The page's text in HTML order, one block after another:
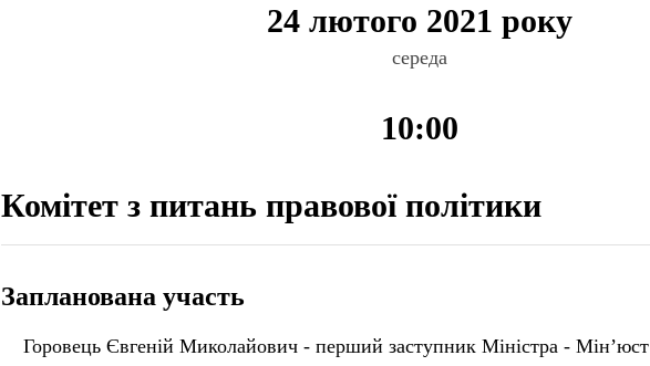
24 лютого 2021 року
середа
10:00
Комітет з питань правової політики
Запланована участь
Горовець Євгеній Миколайович - перший заступник Міністра - Мін’юст